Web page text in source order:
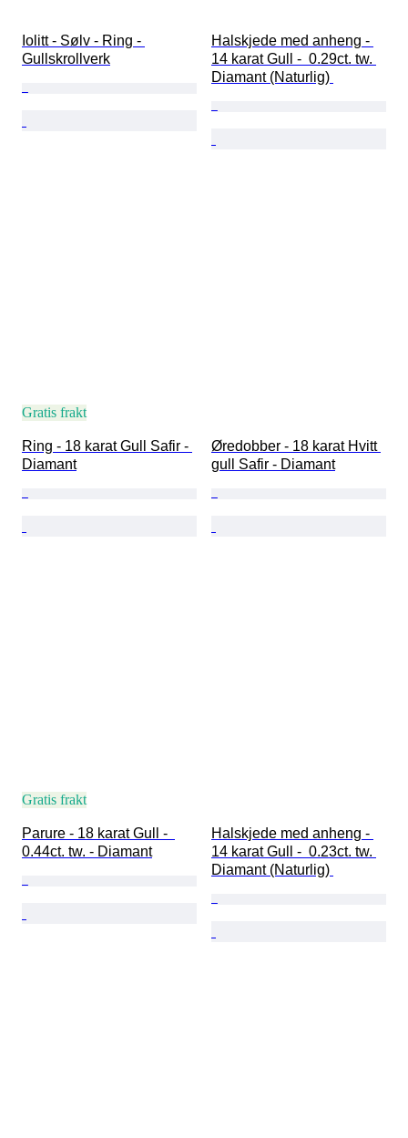
Iolitt - Sølv - Ring -
Gullskrollverk
Halskjede med anheng -
14 karat Gull -  0.29ct. tw.
Diamant (Naturlig)
Gratis frakt
Ring - 18 karat Gull Safir -
Diamant
Øredobber - 18 karat Hvitt
gull Safir - Diamant
Gratis frakt
Parure - 18 karat Gull -
0.44ct. tw. - Diamant
Halskjede med anheng -
14 karat Gull -  0.23ct. tw.
Diamant (Naturlig)